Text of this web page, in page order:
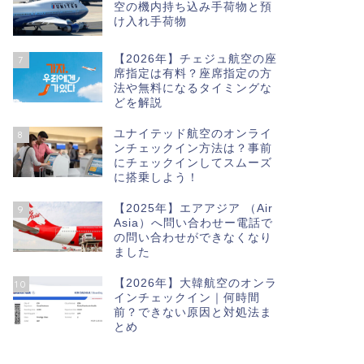
空の機内持ち込み手荷物と預
け入れ手荷物
7
【2026年】チェジュ航空の座
席指定は有料？座席指定の方
法や無料になるタイミングな
どを解説
8
ユナイテッド航空のオンライ
ンチェックイン方法は？事前
にチェックインしてスムーズ
に搭乗しよう！
9
【2025年】エアアジア （Air
Asia）へ問い合わせー電話で
の問い合わせができなくなり
ました
10
【2026年】大韓航空のオンラ
インチェックイン｜何時間
前？できない原因と対処法ま
とめ